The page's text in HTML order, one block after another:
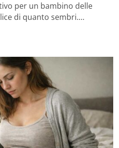
per un bambino delle
di quanto sembri.…